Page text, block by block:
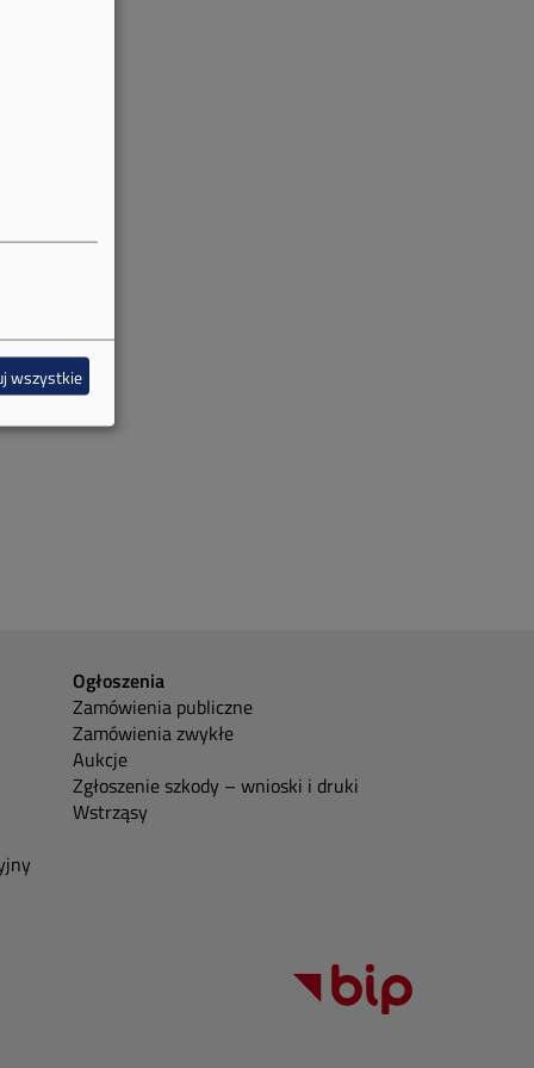
Ogłoszenia
Zamówienia publiczne
Zamówienia zwykłe
Aukcje
Zgłoszenie szkody – wnioski i druki
Wstrząsy
wszystkie